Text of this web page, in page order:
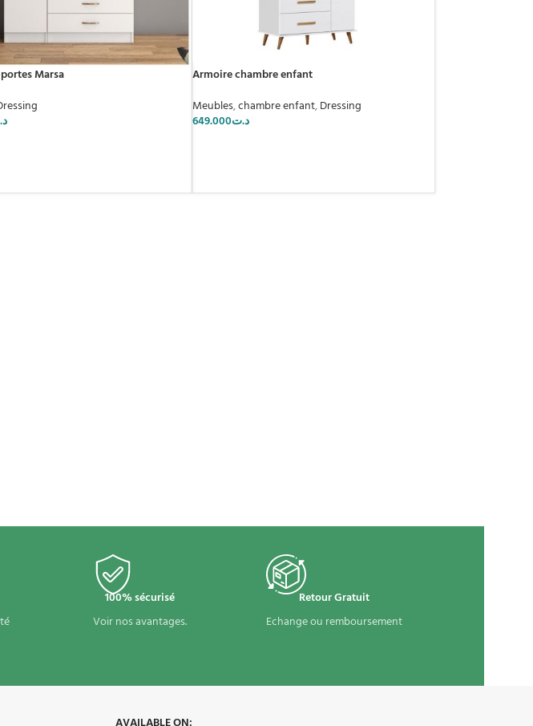
Marsa
Armoire chambre enfant
Meubles,chambre enfant,Dressing
د.ت649.000
100% sécurisé
Voir nos avantages.
Retour Gratuit
Echange ou remboursement